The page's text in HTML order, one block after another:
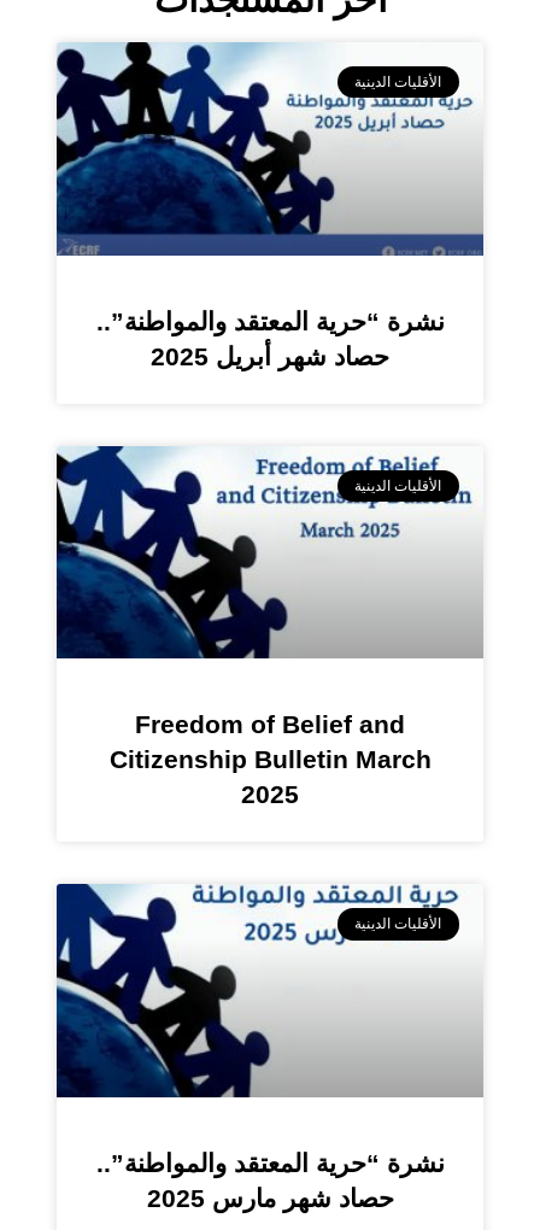
الأقليات الدينية
نشرة “حرية المعتقد والمواطنة”..
حصاد شهر أبريل 2025
الأقليات الدينية
Freedom of Belief and
Citizenship Bulletin March
2025
الأقليات الدينية
نشرة “حرية المعتقد والمواطنة”..
حصاد شهر مارس 2025